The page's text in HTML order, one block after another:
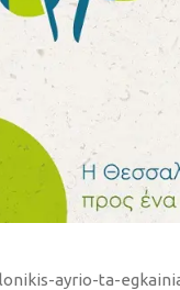
ayrio-ta-